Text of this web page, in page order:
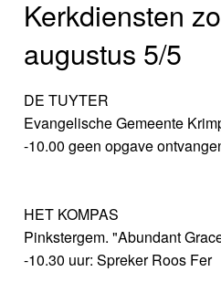
Kerkdiensten
augustus 5/5
DE TUYTER
Evangelische Gemeente
-10.00 geen opgave
HET KOMPAS
Pinkstergem. "Abundant
-10.30 uur: Spreker Roos Fer